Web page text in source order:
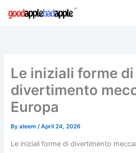
Le iniziali forme di
divertimento
Europa
Byaleem/April 24, 2026
Le iniziali forme di divertimento